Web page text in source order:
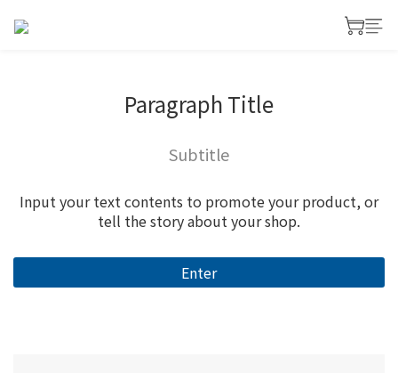
Paragraph Title
Subtitle
Input your text contents to promote your product, or
tell the story about your shop.
Enter